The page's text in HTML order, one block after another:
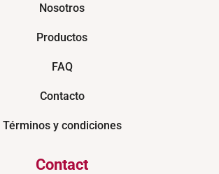
Nosotros
Productos
FAQ
Contacto
Términos y condiciones
Contact